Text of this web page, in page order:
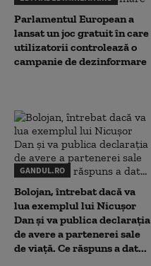
Parlamentul European a
lansat un joc gratuit în care
utilizatorii controlează o
campanie de dezinformare
GANDUL.RO
Bolojan, întrebat dacă va
lua exemplul lui Nicușor
Dan și va publica declarația
de avere a partenerei sale
de viață. Ce răspuns a dat...